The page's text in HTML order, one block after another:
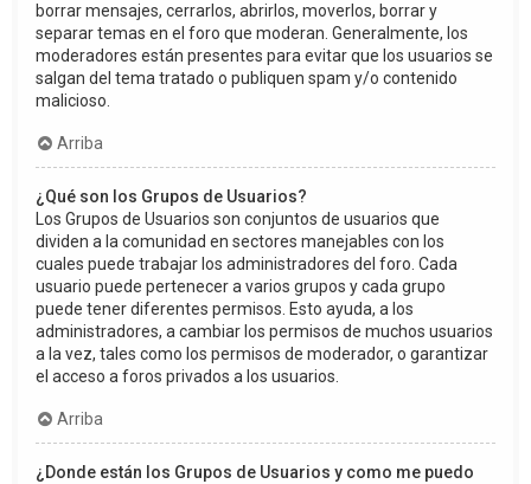
borrar mensajes, cerrarlos, abrirlos, moverlos, borrar y
separar temas en el foro que moderan. Generalmente, los
moderadores están presentes para evitar que los usuarios se
salgan del tema tratado o publiquen spam y/o contenido
malicioso.
Arriba
¿Qué son los Grupos de Usuarios?
Los Grupos de Usuarios son conjuntos de usuarios que
dividen a la comunidad en sectores manejables con los
cuales puede trabajar los administradores del foro. Cada
usuario puede pertenecer a varios grupos y cada grupo
puede tener diferentes permisos. Esto ayuda, a los
administradores, a cambiar los permisos de muchos usuarios
a la vez, tales como los permisos de moderador, o garantizar
el acceso a foros privados a los usuarios.
Arriba
¿Donde están los Grupos de Usuarios y como me puedo